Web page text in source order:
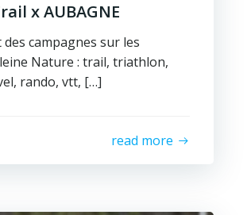
x AUBAGNE
campagnes sur les
Nature : trail, triathlon,
rando, vtt, […]
read more